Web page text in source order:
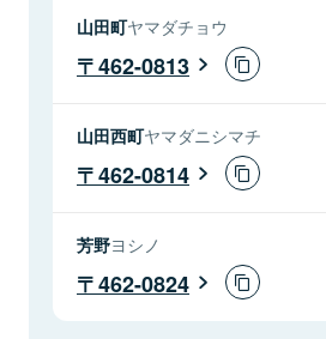
山田町ヤマダチョウ
462-0813
山田西町ヤマダニシマチ
462-0814
芳野ヨシノ
462-0824